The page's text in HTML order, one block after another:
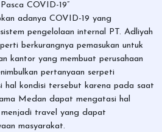
COVID-19”
adanya COVID-19 yang
pengelolaan internal PT. Adliyah
berkurangnya pemasukan untuk
kantor yang membuat perusahaan
pertanyaan serpeti
hal kondisi tersebut karena pada saat
Medan dapat mengatasi hal
travel yang dapat
masyarakat.